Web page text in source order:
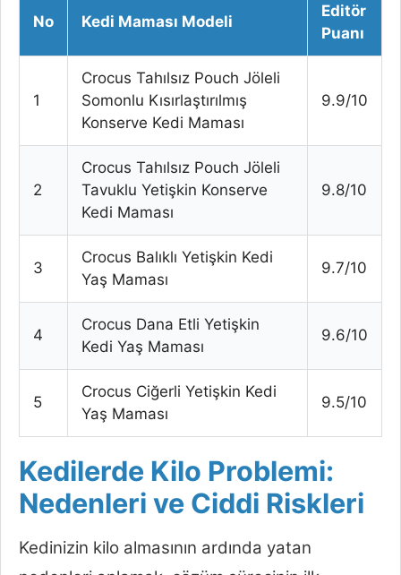
No Kedi Maması Modeli
Editör
Puanı
1
Crocus Tahılsız Pouch Jöleli
Somonlu Kısırlaştırılmış
Konserve Kedi Maması
9.9/10
2
Crocus Tahılsız Pouch Jöleli
Tavuklu Yetişkin Konserve
Kedi Maması
9.8/10
3
Crocus Balıklı Yetişkin Kedi
Yaş Maması
9.7/10
4
Crocus Dana Etli Yetişkin
Kedi Yaş Maması
9.6/10
5
Crocus Ciğerli Yetişkin Kedi
Yaş Maması
9.5/10
Kedilerde Kilo Problemi:
Nedenleri ve Ciddi Riskleri
Kedinizin kilo almasının ardında yatan